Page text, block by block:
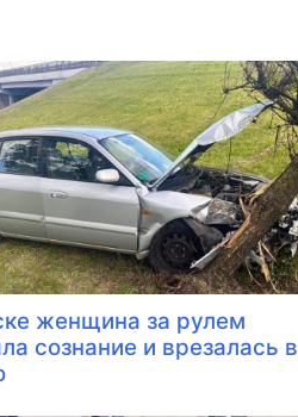
женщина за рулем
сознание и врезалась в